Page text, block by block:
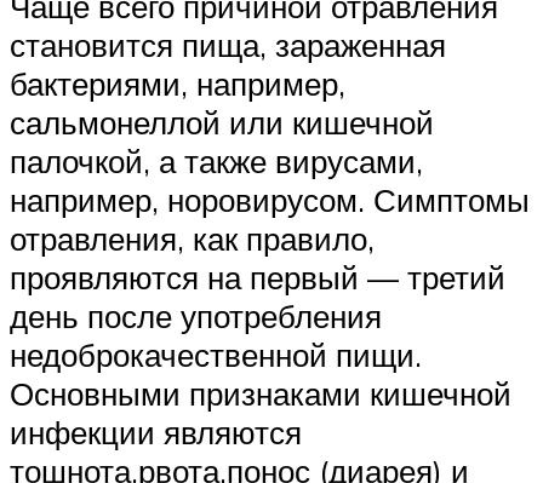
становится пища, зараженная
бактериями, например,
сальмонеллой или кишечной
палочкой, а также вирусами,
например, норовирусом. Симптомы
отравления, как правило,
проявляются на первый — третий
день после употребления
недоброкачественной пищи.
Основными признаками кишечной
инфекции являются
тошнота,рвота,понос (диарея) и